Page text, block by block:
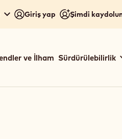
Giriş yap Şimdi
ve İlham Sürdürülebilirlik